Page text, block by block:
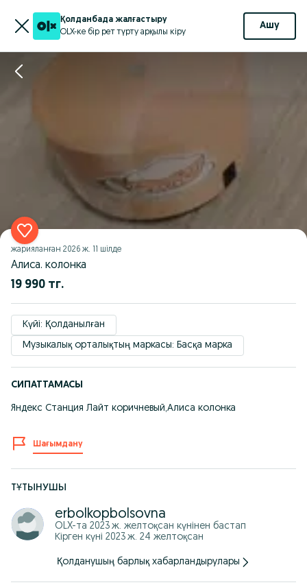
Қолданбада жалғастыру
OLX-ке бір рет түрту арқылы кіру
Ашу
жарияланған 2026 ж. 11 шілде
Алиса. колонка
19 990 тг.
Күйі: Қолданылған
Музыкалық орталықтың маркасы: Басқа марка
СИПАТТАМАСЫ
Яндекс Станция Лайт коричневый,Алиса колонка
Шағымдану
ТҰТЫНУШЫ
erbolkopbolsovna
OLX-та 2023 ж. желтоқсан күнінен бастап
Кірген күні 2023 ж. 24 желтоқсан
Қолданушың барлық хабарландырулары